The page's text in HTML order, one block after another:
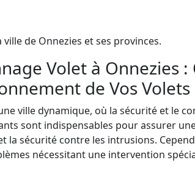
de Onnezies et ses provinces.
Volet à Onnezies
de Vos
ville dynamique, où la sécurité et le
sont indispensables pour assurer
la sécurité contre les intrusions.
nécessitant une intervention